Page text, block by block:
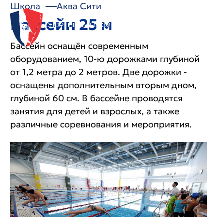
ОГАУ ДО
«Спортивная школа
имени В.В. Сальникова»
Школа Аква Сити
Бассейн 25 м
Бассейн оснащён современным
оборудованием, 10-ю дорожками глубиной
от 1,2 метра до 2 метров. Две дорожки -
оснащены дополнительным вторым дном,
глубиной 60 см. В бассейне проводятся
занятия для детей и взрослых, а также
различные соревнования и мероприятия.